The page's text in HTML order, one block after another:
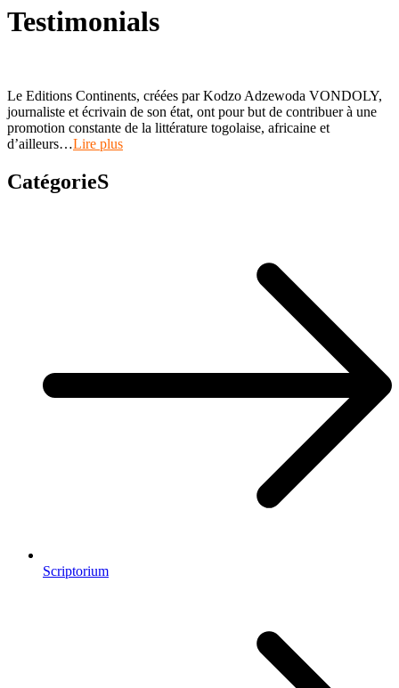
Testimonials
Le Editions Continents, créées par Kodzo Adzewoda VONDOLY,
journaliste et écrivain de son état, ont pour but de contribuer à une
promotion constante de la littérature togolaise, africaine et
d’ailleurs…Lire plus
CatégorieS
Scriptorium